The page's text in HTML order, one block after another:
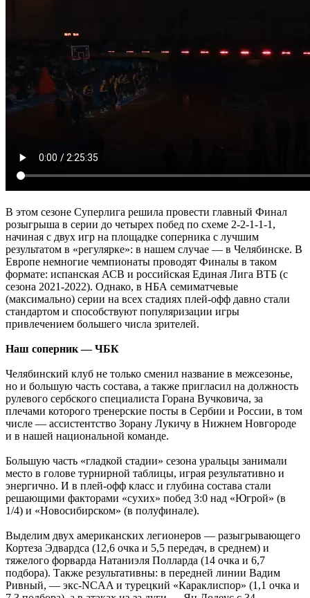
В этом сезоне Суперлига решила провести главный Финал
розыгрыша в серии до четырех побед по схеме 2-2-1-1-1,
начиная с двух игр на площадке соперника с лучшим
результатом в «регулярке»: в нашем случае — в Челябинске. В
Европе немногие чемпионаты проводят Финалы в таком
формате: испанская АСВ и российская Единая Лига ВТБ (с
сезона 2021-2022). Однако, в НБА семиматчевые
(максимально) серии на всех стадиях плей-офф давно стали
стандартом и способствуют популяризации игры
привлечением большего числа зрителей.
Наш соперник — ЧБК
Челябинский клуб не только сменил название в межсезонье,
но и большую часть состава, а также пригласил на должность
рулевого сербского специалиста Горана Вучковича, за
плечами которого тренерские посты в Сербии и России, в том
числе — ассистентство Зорану Лукичу в Нижнем Новгороде
и в нашей национальной команде.
Большую часть «гладкой стадии» сезона уральцы занимали
место в голове турнирной таблицы, играя результативно и
энергично. И в плей-офф класс и глубина состава стали
решающими факторами «сухих» побед 3:0 над «Югрой» (в
1/4) и «Новосибирском» (в полуфинале).
Выделим двух американских легионеров — разыгрывающего
Кортеза Эдвардса (12,6 очка и 5,5 передач, в среднем) и
тяжелого форварда Натаниэля Полларда (14 очка и 6,7
подбора). Также результативны: в передней линии Вадим
Ривный, — экс-NCAA и турецкий «Караклиспор» (1,1 очка и